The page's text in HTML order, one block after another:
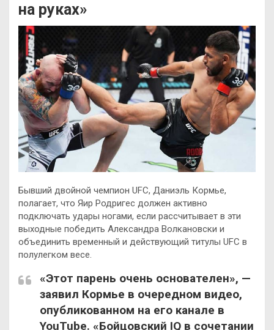
на руках»
Бывший двойной чемпион UFC, Даниэль Кормье,
полагает, что Яир Родригес должен активно
подключать удары ногами, если рассчитывает в эти
выходные победить Александра Волкановски и
объединить временный и действующий титулы UFC в
полулегком весе.
«Этот парень очень основателен», —
заявил Кормье в очередном видео,
опубликованном на его канале в
YouTube. «Бойцовский IQ в сочетании